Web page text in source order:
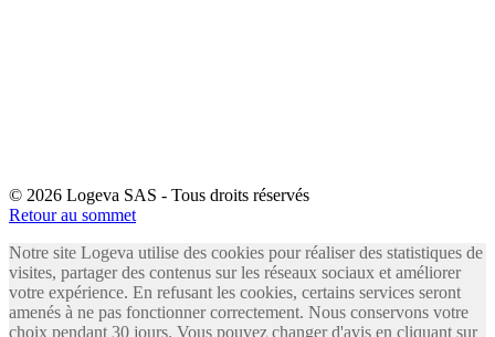
© 2026 Logeva SAS - Tous droits réservés
Retour au sommet
Notre site Logeva utilise des cookies pour réaliser des statistiques de
visites, partager des contenus sur les réseaux sociaux et améliorer
votre expérience. En refusant les cookies, certains services seront
amenés à ne pas fonctionner correctement. Nous conservons votre
choix pendant 30 jours. Vous pouvez changer d'avis en cliquant sur